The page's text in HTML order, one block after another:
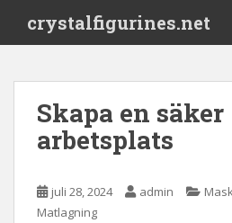
i
crystalfigurines.net
Skapa en säker
arbetsplats
juli 28, 2024 admin
Matlagning